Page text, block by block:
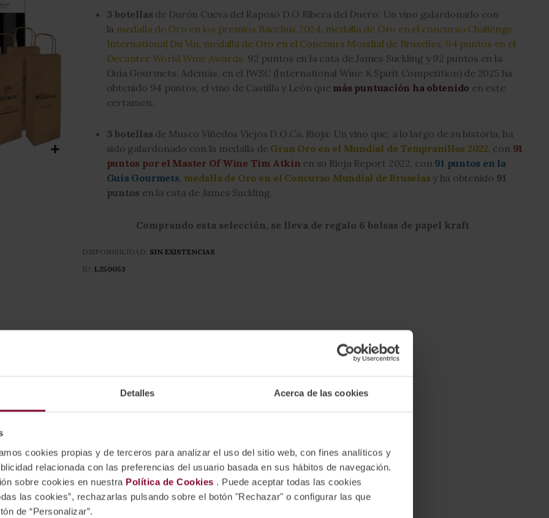
Detalles Acerca de las cookies
cookies propias y de terceros para analizar el uso del sitio web, con fines analíticos y
relacionada con las preferencias del usuario basada en sus hábitos de navegación.
sobre cookies en nuestra Política de Cookies . Puede aceptar todas las cookies
las cookies”, rechazarlas pulsando sobre el botón "Rechazar" o configurar las que
de “Personalizar”.
3 botellas de Durón Cueva del Raposo D.O.Ribera del Duero: Un vino galardonado con
la medalla de Oro en los premios Bacchus 2024 medalla de Oro en el concurso Challenge
International Du Vin medalla de Oro en el Concours Mondial de Bruxelles 94 puntos en el
Decanter World Wine Awards. 92 puntos en la cata de James Suckling y 92 puntos en la
Guía Gourmets. Además, en el IWSC (International Wine & Spirit Competition) de 2025 ha
obtenido 94 puntos, el vino de Castilla y León que más puntuación ha obtenido en este
certamen.
3 botellas de Musco Viñedos Viejos D.O.Ca. Rioja: Un vino que, a lo largo de su historia, ha
sido galardonado con la medalla de Gran Oro en el Mundial de Tempranillos 2022, con 91
puntos por el Master Of Wine Tim Atkin en su Rioja Report 2022, con 91 puntos en la
Guía Gourmets, medalla de Oro en el Concurso Mundial de Bruselasy ha obtenido 91
puntos en la cata de James Suckling.
Comprando esta selección, se lleva de regalo 6 bolsas de papel kraft
DISPONIBILIDAD: SIN EXISTENCIAS
ID L250053